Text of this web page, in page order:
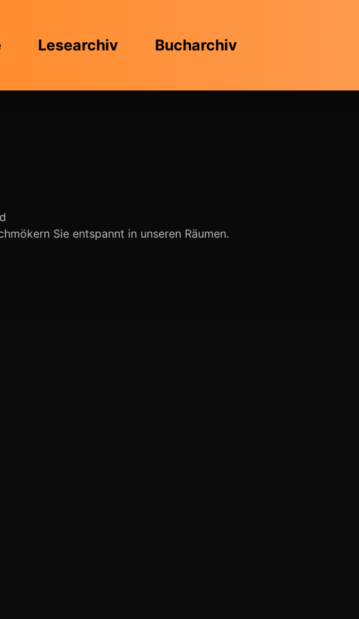
Lesearchiv Bucharchiv
Sie entspannt in unseren Räumen.